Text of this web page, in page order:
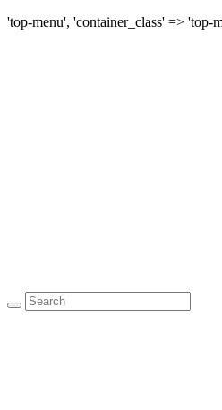
'top-menu', 'container_class' => 'top-